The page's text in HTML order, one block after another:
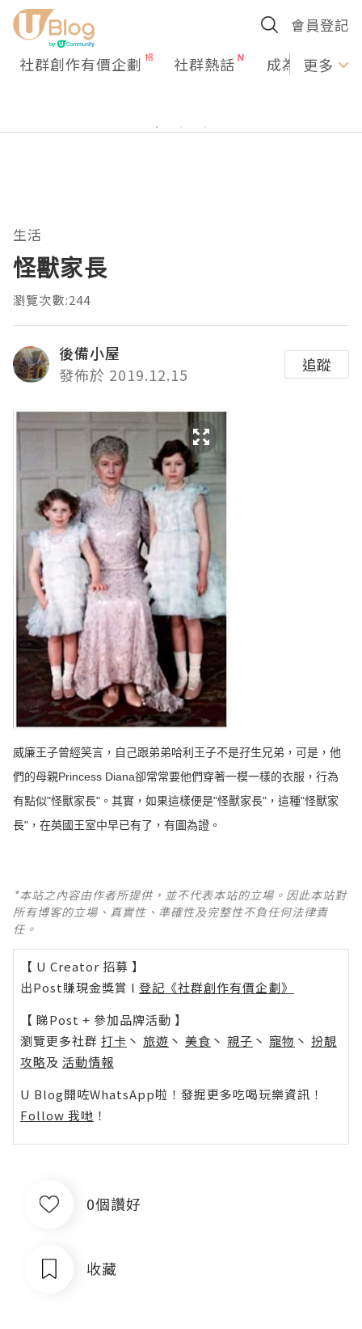
會員登記
社群創作有價企劃 社群熱話 成為U更多
生活
怪獸家長
瀏覽次數:244
後備小屋
發佈於 2019.12.15
追蹤
威廉王子曾經笑言，自己跟弟弟哈利王子不是孖生兄弟，可是，他
們的母親Princess Diana卻常常要他們穿著一模一樣的衣服，行為
有點似"怪獸家長"。其實，如果這樣便是"怪獸家長"，這種"怪獸家
長"，在英國王室中早已有了，有圖為證。 ​​​​
*本站之內容由作者所提供，並不代表本站的立場。因此本站對
所有博客的立場、真實性、準確性及完整性不負任何法律責
任。
【 U Creator 招募 】
出Post賺現金獎賞 l 登記《社群創作有價企劃》
【 睇Post + 參加品牌活動 】
瀏覽更多社群 打卡 丶 旅遊 丶 美食 丶 親子 丶 寵物 丶 扮靚
攻略及 活動情報
U Blog開咗WhatsApp啦！發掘更多吃喝玩樂資訊！
Follow 我哋 ！
0個讚好
收藏